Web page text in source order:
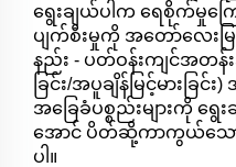
ရွေးချယ်ပါက ရေစိုက်မှုကြ
ပျက်စီးမှုကို အတော်လေးမ
နည်း - ပတ်ဝန်းကျင်အတန်
ခြင်း/အပူချိန်မြင့်မားခ
အခြေခံပစ္စည်းများကို ရွ
အောင် ပိတ်ဆို့ကာကွယ်သေ
ပါ။